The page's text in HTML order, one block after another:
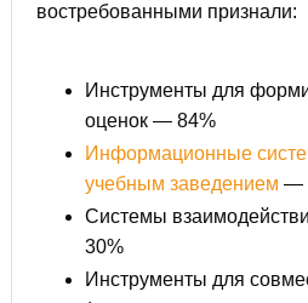
востребованными признали:
Инструменты для
оценок — 84%
Информационные
учебным заведением —
Системы
30%
Инструменты для